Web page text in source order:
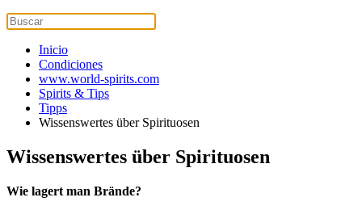
Inicio
Condiciones
www.world-spirits.com
Spirits & Tips
Tipps
Wissenswertes über Spirituosen
Wissenswertes über Spirituosen
Wie lagert man Brände?